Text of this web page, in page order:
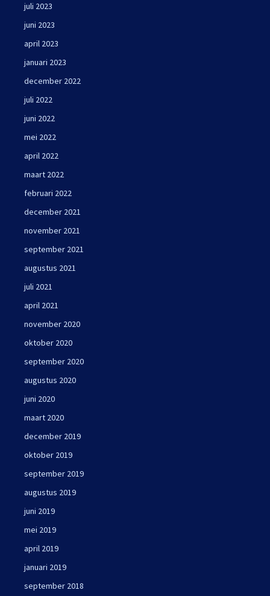
juli 2023
juni 2023
april 2023
januari 2023
december 2022
juli 2022
juni 2022
mei 2022
april 2022
maart 2022
februari 2022
december 2021
november 2021
september 2021
augustus 2021
juli 2021
april 2021
november 2020
oktober 2020
september 2020
augustus 2020
juni 2020
maart 2020
december 2019
oktober 2019
september 2019
augustus 2019
juni 2019
mei 2019
april 2019
januari 2019
september 2018